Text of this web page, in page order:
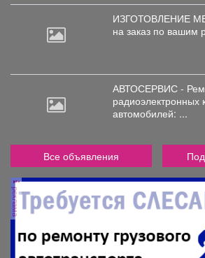
ИЗГОТОВЛЕНИЕ
на заказ по вашим
АВТОСЕРВИС -
радиоэлектронных
автомобилей: ...
Все объявления
реклама